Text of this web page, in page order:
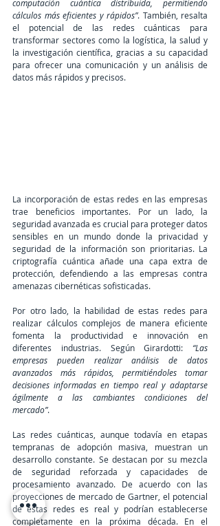
computación cuántica distribuida, permitiendo
cálculos más eficientes y rápidos”. También, resalta
el potencial de las redes cuánticas para
transformar sectores como la logística, la salud y
la investigación científica, gracias a su capacidad
para ofrecer una comunicación y un análisis de
datos más rápidos y precisos.
La incorporación de estas redes en las empresas
trae beneficios importantes. Por un lado, la
seguridad avanzada es crucial para proteger datos
sensibles en un mundo donde la privacidad y
seguridad de la información son prioritarias. La
criptografía cuántica añade una capa extra de
protección, defendiendo a las empresas contra
amenazas cibernéticas sofisticadas.
Por otro lado, la habilidad de estas redes para
realizar cálculos complejos de manera eficiente
fomenta la productividad e innovación en
diferentes industrias. Según Girardotti: “Las
empresas pueden realizar análisis de datos
avanzados más rápidos, permitiéndoles tomar
decisiones informadas en tiempo real y adaptarse
ágilmente a las cambiantes condiciones del
mercado”.
Las redes cuánticas, aunque todavía en etapas
tempranas de adopción masiva, muestran un
desarrollo constante. Se destacan por su mezcla
de seguridad reforzada y capacidades de
procesamiento avanzado. De acuerdo con las
proyecciones de mercado de Gartner, el potencial
de estas redes es real y podrían establecerse
completamente en la próxima década. En el